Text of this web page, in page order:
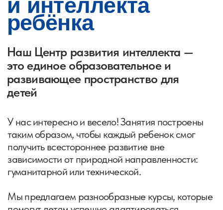
Наши опытные
педагоги найдут
подходк каждому
ребенку
Постоянное обучение и совершенствование
методики позволяет нам поддерживать уровень
знаний на самом высоком уровне и давать
детям только необходимые и актуальные знания.
Наша команда — это настоящие
профессионалы, которые любят не
только свою работу, но и своих
учеников.